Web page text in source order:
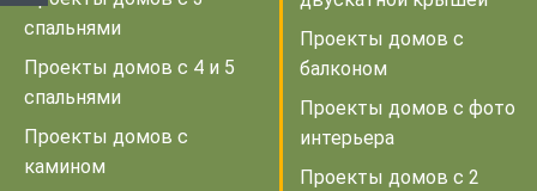
спальнями
Проекты домов с 4 и 5
спальнями
Проекты домов с
камином
Проекты домов с
балконом
Проекты домов с фото
интерьера
Проекты домов с 2